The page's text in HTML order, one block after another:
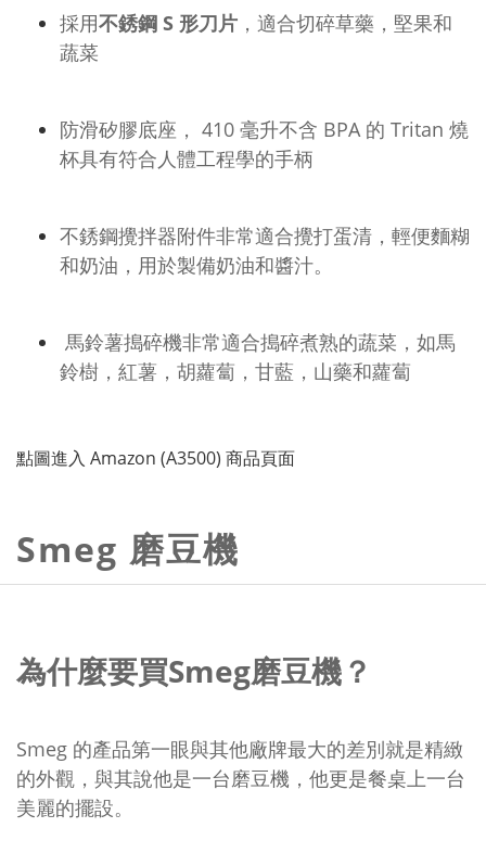
採用不銹鋼 S 形刀片 ，適合切碎草藥，堅果和
蔬菜
防滑矽膠底座， 410 毫升不含 BPA 的 Tritan 燒
杯具有符合人體工程學的手柄
不銹鋼攪拌器附件非常適合攪打蛋清，輕便麵糊
和奶油，用於製備奶油和醬汁。
馬鈴薯搗碎機非常適合搗碎煮熟的蔬菜，如馬
鈴樹，紅薯，胡蘿蔔，甘藍，山藥和蘿蔔
點圖進入 Amazon (A3500) 商品頁面
Smeg 磨豆機
為什麼要買Smeg磨豆機？
Smeg 的產品第一眼與其他廠牌最大的差別就是精緻
的外觀，與其說他是一台磨豆機，他更是餐桌上一台
美麗的擺設。